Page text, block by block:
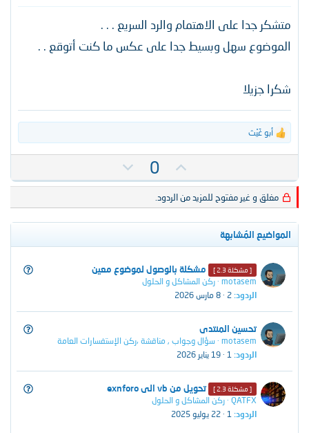
ب
ي
متشكر جدا على الاهتمام والرد السريع . . .
الموضوع سهل وبسيط جدا على عكس ما كنت أتوقع . .
شكرا جزيلا
ا
ا
ع
ل
ا
ت
أبو غَيْث
أ
ي
0
ص
س
ل
مغلق و غير مفتوح للمزيد من الردود.
المواضيع المُشابهة
س
ل
[ مشكلة 2.3 ] مشكلة بالوصول لموضوع معين
motasem ركن المشاكل و الحلول
الردود 2 8 مارس 2026
س
ل
تحسين المنتدى
motasem سؤال وجواب , مناقشة ،ركن الإستفسارات العامة
الردود
1 19 يناير 2026
س
[ مشكلة 2.3 ] تحويل من vb الى exnforo
QATFX ركن المشاكل و الحلول
الردود
1 22 يوليو 2025